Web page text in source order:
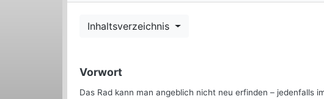
Inhaltsverzeichnis
Vorwort
Das Rad kann man angeblich nicht neu erfinden – jedenfalls